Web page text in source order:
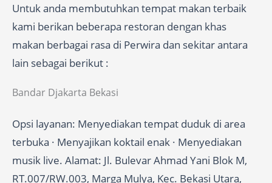
Untuk anda membutuhkan tempat makan terbaik
kami berikan beberapa restoran dengan khas
makan berbagai rasa di Perwira dan sekitar antara
lain sebagai berikut :
Bandar Djakarta Bekasi
Opsi layanan: Menyediakan tempat duduk di area
terbuka · Menyajikan koktail enak · Menyediakan
musik live. Alamat: Jl. Bulevar Ahmad Yani Blok M,
RT.007/RW.003, Marga Mulya, Kec. Bekasi Utara,